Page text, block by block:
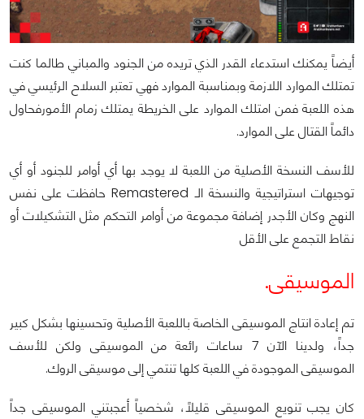
أيضاً يمكنك استدعاء القدر الذي تريده من الجنود والمباني طالما كنت
تمتلك الموارد اللازمة وبمناسبة الموارد فهي تعتبر السلاح الرئيسي في
هذه اللعبة فمن امتلك الموارد على الخريطة يمتلك زمام الأمورفحاول
دائماً القتال على الموارد.
للأسف النسخة الأصلية من اللعبة لا يوجد بها أي أوامر للجنود أو أي
توجيهات استراتيجية والنسخة الـ Remastered حافظت على نفس
النهج وكان الأجدر إضافة مجموعة من أوامر التحكم مثل التشكيلات أو
نقاط التجمع على الأقل
الموسيقى.
تم إعادة انتاج الموسيقى الخاصة باللعبة الأصلية وتحسينها بشكل كبير
جداً، ولدينا الآن 7 ساعات رائعة من الموسيقى ولكن للأسف
الموسيقى الموجودة في اللعبة كلها تنتمي إلى موسيقى الروك.
كان يجب تنويع الموسيقى قليلاً، شخصياً أعجبتني الموسيقى جداً